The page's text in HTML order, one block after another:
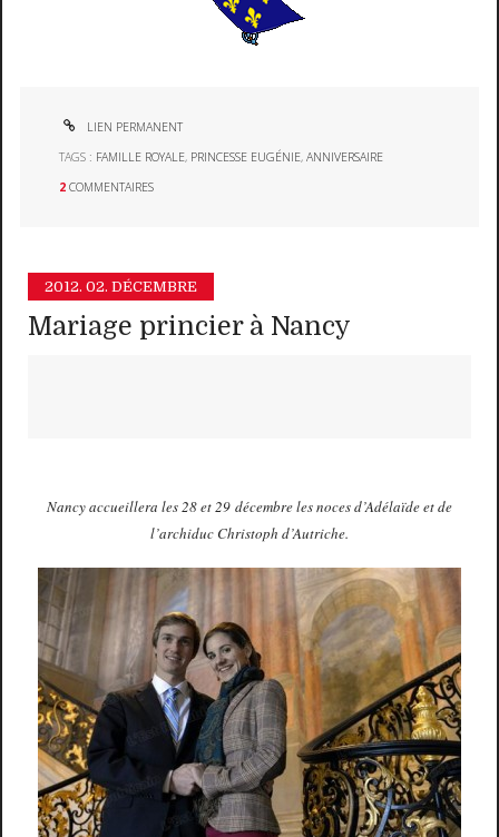
LIEN PERMANENT
TAGS : FAMILLE ROYALE, PRINCESSE EUGÉNIE,ANNIVERSAIRE
2 COMMENTAIRES
2012. 02. DÉCEMBRE
Mariage princier à Nancy
Nancy accueillera les 28 et 29 décembre les noces d’Adélaïde et de
l’archiduc Christoph d’Autriche.